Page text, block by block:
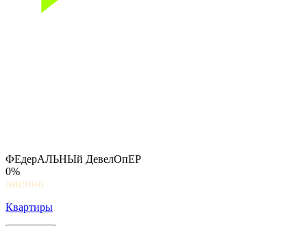
ФЕдерАЛЬНЫй ДевелОпЕР
0%
Квартиры